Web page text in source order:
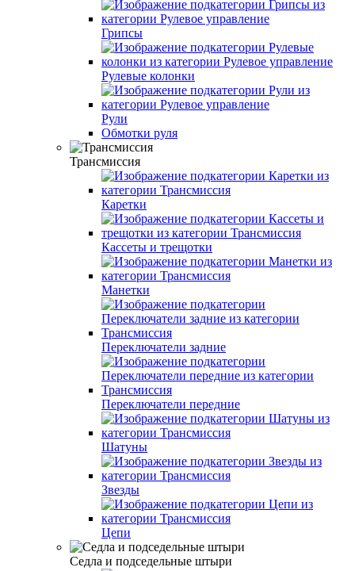
Грипсы
Рулевые колонки
Рули
Обмотки руля
Трансмиссия
Каретки
Кассеты и трещотки
Манетки
Переключатели задние
Переключатели передние
Шатуны
Звезды
Цепи
Седла и подседельные штыри